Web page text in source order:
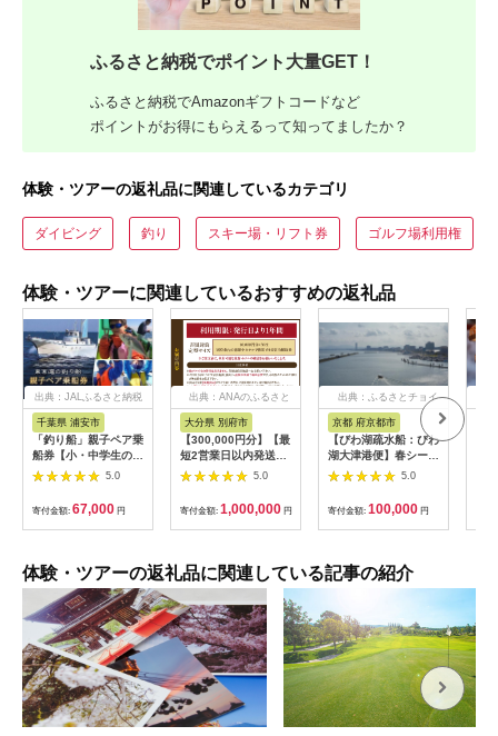
ふるさと納税でポイント大量GET！
ふるさと納税でAmazonギフトコードなど
ポイントがお得にもらえるって知ってましたか？
体験・ツアーの返礼品に関連しているカテゴリ
ダイビング 釣り スキー場・リフト券 ゴルフ場利用権
体験・ツアーに関連しているおすすめの返礼品
出典：JALふるさと納税
千葉県 浦安市
「釣り船」親子ペア乗
船券【小・中学生のお
子様】
5.0
寄付金額: 67,000 円
出典：ANAのふるさと
大分県 別府市
【300,000円分】【最
短2営業日以内発送】
別府市内の旅館やホテ
ルで使用できる宿泊補
助券 楽しい旅の思い
出を！ 宿泊券 大分県
別府市 3000円 15000
円 30万円 ホテル 旅
館 温泉 旅行 観光 ト
ケット クーポン 宿泊
お泊り 別府温泉 別府
観光 地獄めぐり 旅 お
すすめ 人気 体験型 節
約_B030-007
5.0
寄付金額: 1,000,000 円
出典：ふるさとチョイ
京都 府京都市
【びわ湖疏水船：びわ
湖大津港便】春シーズ
ン先行予約権（２名様
分の乗船予約の権利）
5.0
寄付金額: 100,000 円
体験・ツアーの返礼品に関連している記事の紹介